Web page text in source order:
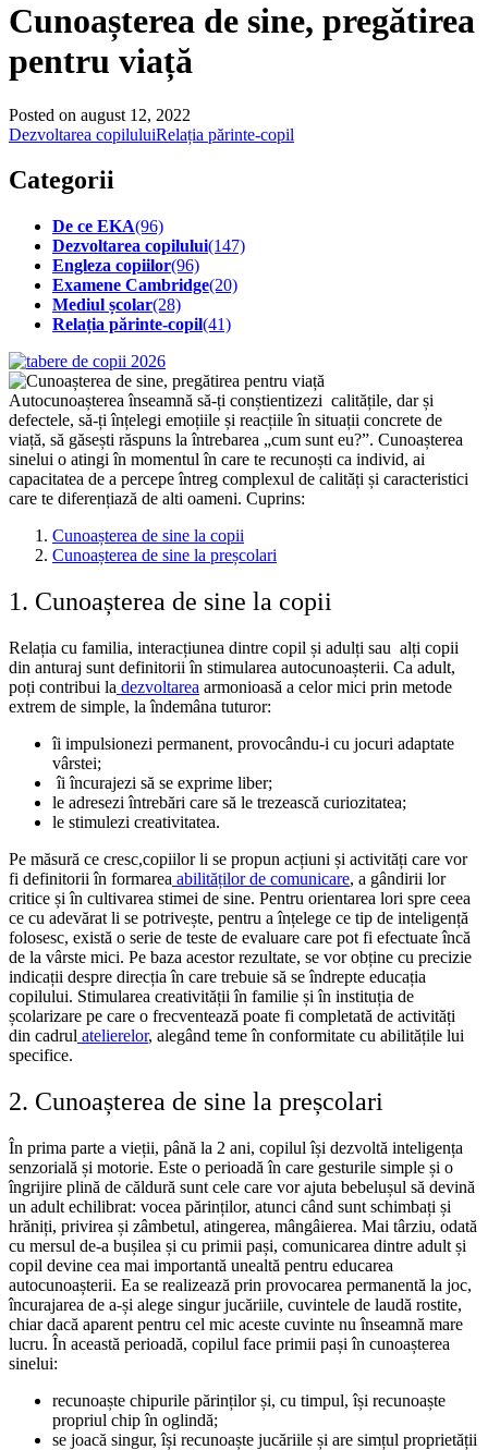
Cunoașterea de sine, pregătirea
pentru viață
Posted on august 12, 2022
Dezvoltarea copiluluiRelația părinte-copil
Categorii
De ce EKA(96)
Dezvoltarea copilului(147)
Engleza copiilor(96)
Examene Cambridge(20)
Mediul școlar(28)
Relația părinte-copil(41)
Autocunoașterea înseamnă să-ți conștientizezi calitățile, dar și
defectele, să-ți înțelegi emoțiile și reacțiile în situații concrete de
viață, să găsești răspuns la întrebarea „cum sunt eu?”. Cunoașterea
sinelui o atingi în momentul în care te recunoști ca individ, ai
capacitatea de a percepe întreg complexul de calități și caracteristici
care te diferențiază de alti oameni. Cuprins:
Cunoașterea de sine la copii
Cunoașterea de sine la preșcolari
1. Cunoașterea de sine la copii
Relația cu familia, interacțiunea dintre copil și adulți sau alți copii
din anturaj sunt definitorii în stimularea autocunoașterii. Ca adult,
poți contribui la dezvoltarea armonioasă a celor mici prin metode
extrem de simple, la îndemâna tuturor:
îi impulsionezi permanent, provocându-i cu jocuri adaptate
vârstei;
îi încurajezi să se exprime liber;
le adresezi întrebări care să le trezească curiozitatea;
le stimulezi creativitatea.
Pe măsură ce cresc,copiilor li se propun acțiuni și activități care vor
fi definitorii în formarea abilităților de comunicare, a gândirii lor
critice și în cultivarea stimei de sine. Pentru orientarea lori spre ceea
ce cu adevărat li se potrivește, pentru a înțelege ce tip de inteligență
folosesc, există o serie de teste de evaluare care pot fi efectuate încă
de la vârste mici. Pe baza acestor rezultate, se vor obține cu precizie
indicații despre direcția în care trebuie să se îndrepte educația
copilului. Stimularea creativității în familie și în instituția de
școlarizare pe care o frecventează poate fi completată de activități
din cadrul atelierelor, alegând teme în conformitate cu abilitățile lui
specifice.
2. Cunoașterea de sine la preșcolari
În prima parte a vieții, până la 2 ani, copilul își dezvoltă inteligența
senzorială și motorie. Este o perioadă în care gesturile simple și o
îngrijire plină de căldură sunt cele care vor ajuta bebelușul să devină
un adult echilibrat: vocea părinților, atunci când sunt schimbați și
hrăniți, privirea și zâmbetul, atingerea, mângâierea. Mai târziu, odată
cu mersul de-a bușilea și cu primii pași, comunicarea dintre adult și
copil devine cea mai importantă unealtă pentru educarea
autocunoașterii. Ea se realizează prin provocarea permanentă la joc,
încurajarea de a-și alege singur jucăriile, cuvintele de laudă rostite,
chiar dacă aparent pentru cel mic aceste cuvinte nu înseamnă mare
lucru. În această perioadă, copilul face primii pași în cunoașterea
sinelui:
recunoaște chipurile părinților și, cu timpul, își recunoaște
propriul chip în oglindă;
se joacă singur, își recunoaște jucăriile și are simțul proprietății